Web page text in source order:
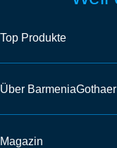
Top Produkte
Über BarmeniaGothaer
Magazin